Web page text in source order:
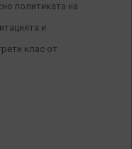
политиката на
и
клас от